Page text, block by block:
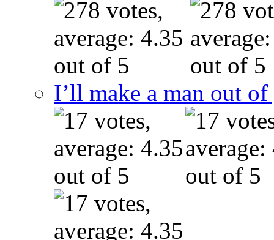
I’ll make a man out